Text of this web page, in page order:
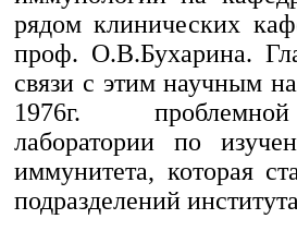
рядом клинических
проф. О.В.Бухарина.
связи с этим научным
1976г. проблемной
лаборатории по
иммунитета, которая
подразделений